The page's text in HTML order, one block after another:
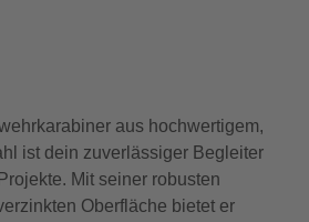
aus hochwertigem,
ist dein zuverlässiger Begleiter
Mit seiner robusten
Oberfläche bietet er